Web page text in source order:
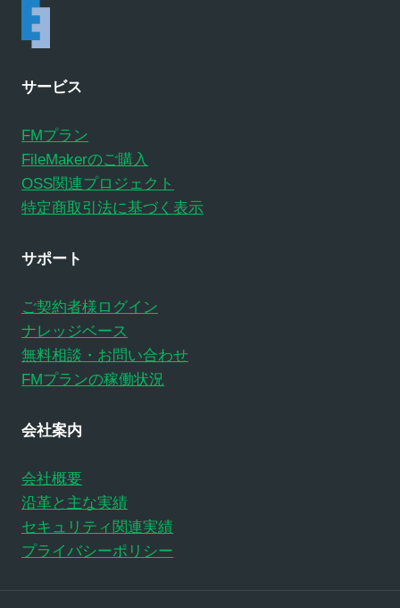
サービス
FMプラン
FileMakerのご購入
OSS関連プロジェクト
特定商取引法に基づく表示
サポート
ご契約者様ログイン
ナレッジベース
無料相談・お問い合わせ
FMプランの稼働状況
会社案内
会社概要
沿革と主な実績
セキュリティ関連実績
プライバシーポリシー